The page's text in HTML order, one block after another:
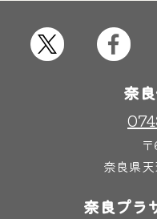
はしゃきっズ
奈
奈良県
奈良プラ